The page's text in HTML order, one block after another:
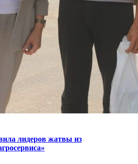
лидеров жатвы из